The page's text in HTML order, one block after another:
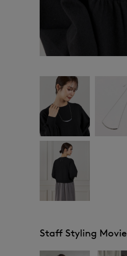
Staff Styling Movie